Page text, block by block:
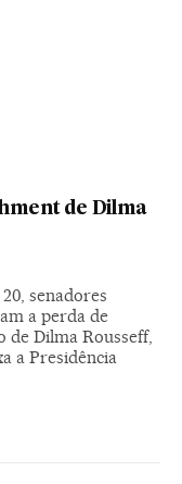
de Dilma
senadores
a perda de
de Dilma Rousseff,
a Presidência